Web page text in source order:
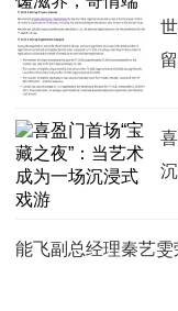
能飞副总经理秦艺